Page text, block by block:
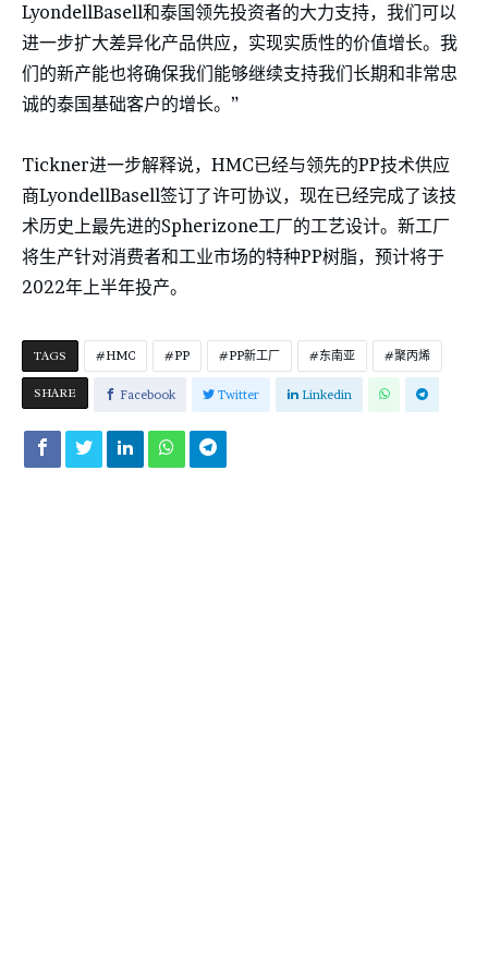
LyondellBasell和泰国领先投资者的大力支持，我们可以
进一步扩大差异化产品供应，实现实质性的价值增长。我
们的新产能也将确保我们能够继续支持我们长期和非常忠
诚的泰国基础客户的增长。”
Tickner进一步解释说，HMC已经与领先的PP技术供应
商LyondellBasell签订了许可协议，现在已经完成了该技
术历史上最先进的Spherizone工厂的工艺设计。新工厂
将生产针对消费者和工业市场的特种PP树脂，预计将于
2022年上半年投产。
TAGS HMC PP PP新工厂 东南亚 聚丙烯
SHARE Facebook Twitter Linkedin